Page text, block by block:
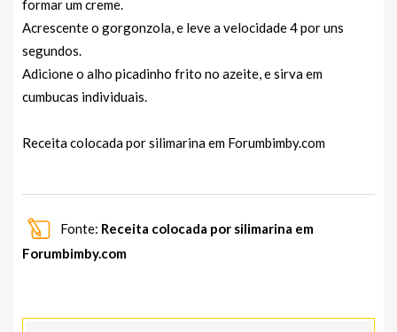
formar um creme.
Acrescente o gorgonzola, e leve a velocidade 4 por uns
segundos.
Adicione o alho picadinho frito no azeite, e sirva em
cumbucas individuais.
Receita colocada por silimarina em Forumbimby.com
Fonte: Receita colocada por silimarina em
Forumbimby.com